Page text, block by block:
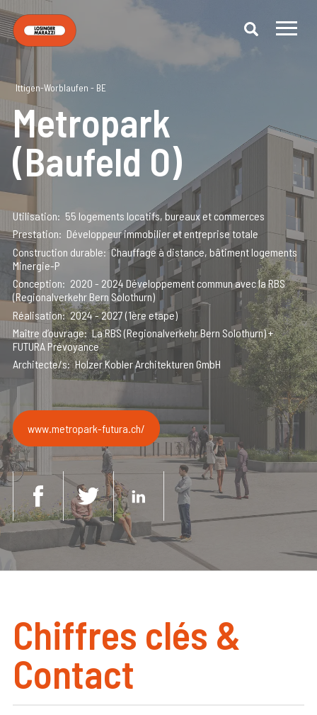
Ittigen-Worblaufen - BE
Metropark
(Baufeld O)
Utilisation
55 logements locatifs, bureaux et commerces
Prestation
Développeur immobilier et entreprise totale
Construction durable
Chauffage à distance, bâtiment logements
Minergie-P
Conception
2020 - 2024 Développement commun avec la RBS
(Regionalverkehr Bern Solothurn)
Réalisation 2024 - 2027 (1ère etape)
Maître d’ouvrage
La RBS (Regionalverkehr Bern Solothurn) +
FUTURA Prévoyance
Architecte/s Holzer Kobler Architekturen GmbH
www.metropark-futura.ch/
Chiffres clés &
Contact